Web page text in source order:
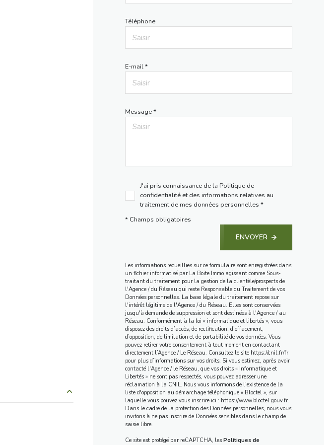
Téléphone
E-mail *
Message *
J'ai pris connaissance de la Politique de
confidentialité et des informations relatives au
traitement de mes données personnelles *
* Champs obligatoires
ENVOYER
Les informations recueillies sur ce formulaire sont enregistrées dans
un fichier informatisé par La Boite Immo agissant comme Sous-
traitant du traitement pour la gestion de la clientèle/prospects de
l'Agence / du Réseau qui reste Responsable du Traitement de vos
Données personnelles. La base légale du traitement repose sur
l'intérêt légitime de l'Agence / du Réseau. Elles sont conservées
jusqu'à demande de suppression et sont destinées à l'Agence / au
Réseau. Conformément à la loi « informatique et libertés », vous
disposez des droits d’accès, de rectification, d’effacement,
d’opposition, de limitation et de portabilité de vos données. Vous
pouvez retirer votre consentement à tout moment en contactant
directement l’Agence / Le Réseau. Consultez le site https://cnil.fr/fr
pour plus d’informations sur vos droits. Si vous estimez, après avoir
contacté l'Agence / le Réseau, que vos droits « Informatique et
Libertés » ne sont pas respectés, vous pouvez adresser une
réclamation à la CNIL. Nous vous informons de l’existence de la
liste d'opposition au démarchage téléphonique « Bloctel », sur
laquelle vous pouvez vous inscrire ici : https://www.bloctel.gouv.fr.
Dans le cadre de la protection des Données personnelles, nous vous
invitons à ne pas inscrire de Données sensibles dans le champ de
saisie libre.
Ce site est protégé par reCAPTCHA, les Politiques de